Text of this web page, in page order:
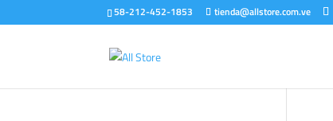
58-212-452-1853 tienda@allstore.com.ve